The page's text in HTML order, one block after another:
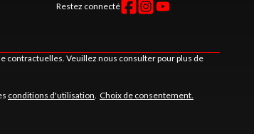
Restez connecté
contractuelles. Veuillez nous consulter pour plus de
conditions d'utilisation. Choix de consentement.